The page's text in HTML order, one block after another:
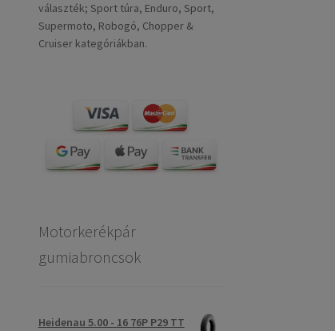
választék; Sport túra, Enduro, Sport,
Supermoto, Robogó, Chopper &
Cruiser kategóriákban.
Motorkerékpár
gumiabroncsok
Heidenau 5.00 - 16 76P P29 TT